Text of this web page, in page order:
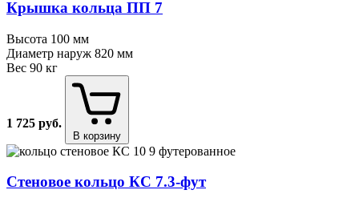
Крышка кольца ПП 7
Высота 100 мм
Диаметр наруж 820 мм
Вес 90 кг
1 725 руб.
В корзину
Стеновое кольцо КС 7.3⁠-⁠фут